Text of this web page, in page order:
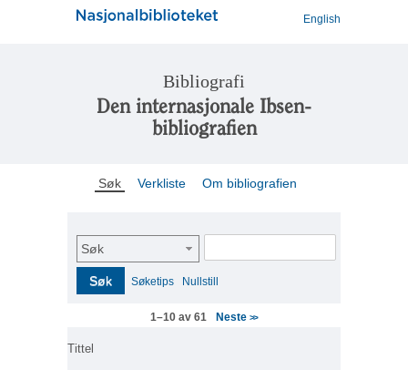
English
Bibliografi
Den internasjonale Ibsen-
bibliografien
Søk Verkliste Om bibliografien
Søk
Søk Søketips Nullstill
1–10 av 61 Neste>>
Tittel